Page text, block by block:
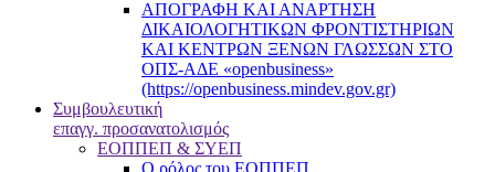
ΑΠΟΓΡΑΦΗ ΚΑΙ ΑΝΑΡΤΗΣΗ
ΔΙΚΑΙΟΛΟΓΗΤΙΚΩΝ ΦΡΟΝΤΙΣΤΗΡΙΩΝ
ΚΑΙ ΚΕΝΤΡΩΝ ΞΕΝΩΝ ΓΛΩΣΣΩΝ ΣΤΟ
ΟΠΣ-ΑΔΕ «openbusiness»
(https://openbusiness.mindev.gov.gr)
Συμβουλευτική
επαγγ. προσανατολισμός
ΕΟΠΠΕΠ & ΣΥΕΠ
Ο ρόλος του ΕΟΠΠΕΠ